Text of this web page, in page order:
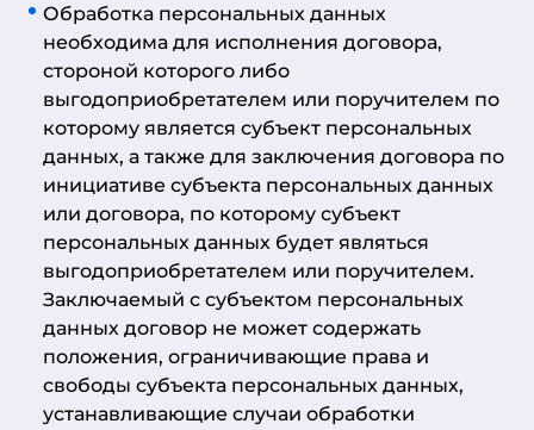
Обработка персональных данных
необходима для исполнения договора,
стороной которого либо
выгодоприобретателем или поручителем по
которому является субъект персональных
данных, а также для заключения договора по
инициативе субъекта персональных данных
или договора, по которому субъект
персональных данных будет являться
выгодоприобретателем или поручителем.
Заключаемый с субъектом персональных
данных договор не может содержать
положения, ограничивающие права и
свободы субъекта персональных данных,
устанавливающие случаи обработки